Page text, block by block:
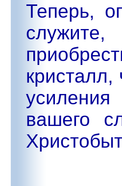
Теперь,
кристалл,
вашего